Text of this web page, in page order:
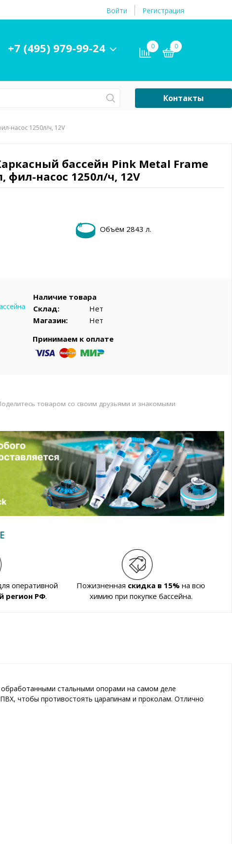
Войти Регистрация
+7 (495) 979-99-24 0 0
принадлежности
бассейнов
Контакты
насос 1250л/ч, 12V
бассейн Pink Metal Frame
фил-насос 1250л/ч, 12V
Объём 2843 л.
Наличие товара
Склад:
Нет
Магазин:
Нет
Принимаем к оплате
товаром со своим друзьями и знакомыми
оперативной
регион РФ.
Пожизненная скидка в 15% на всю
химию при покупке бассейна.
стальными опорами на самом деле
чтобы противостоять царапинам и проколам. Отлично